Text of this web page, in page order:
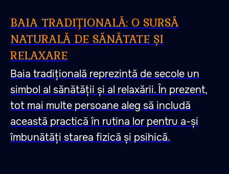
BAIA TRADIȚIONALĂ: O SURSĂ
NATURALĂ DE SĂNĂTATE ȘI
RELAXARE
Baia tradițională reprezintă de secole un
simbol al sănătății și al relaxării. În prezent,
tot mai multe persoane aleg să includă
această practică în rutina lor pentru a-și
îmbunătăți starea fizică și psihică.